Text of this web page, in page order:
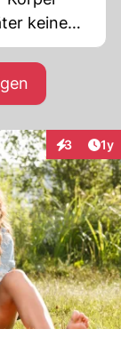
keine
sich
wahre
auf die
3 1y